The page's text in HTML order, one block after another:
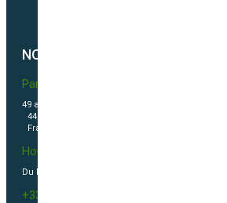
NOUS CONTACTER
Partner & Co SAS
49 avenue du Général de Gaulle
44500 La Baule Escoublac
France
Horaires
Du Lundi au vendredi 09h00-12h00 / 13h30-16h00
+33(0)2 40 23 63 24